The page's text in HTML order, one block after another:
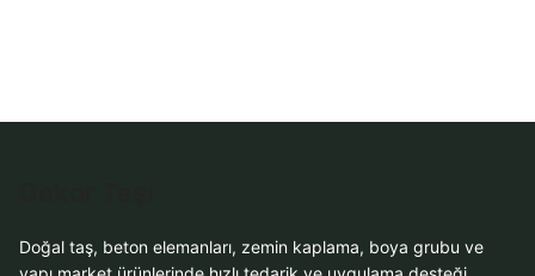
Doğal taş, beton elemanları, zemin kaplama, boya grubu ve